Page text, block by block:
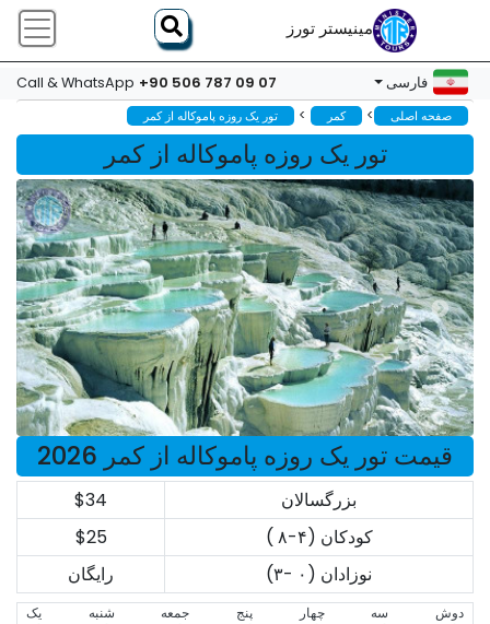
مینیستر تورز
فارسی Call & WhatsApp +90 506 787 09 07
صفحه اصلی > کمر > تور یک روزه پاموکاله از کمر
تور یک روزه پاموکاله از کمر
قیمت تور یک روزه پاموکاله از کمر 2026
بزرگسالان
$34
کودکان (۴-۸ )
$25
نوزادان (۰ -۳)
رایگان
دوش سه‌ چهار پنج جمعه شنبه یک